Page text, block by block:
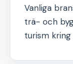
Vanliga
trä- och
turism